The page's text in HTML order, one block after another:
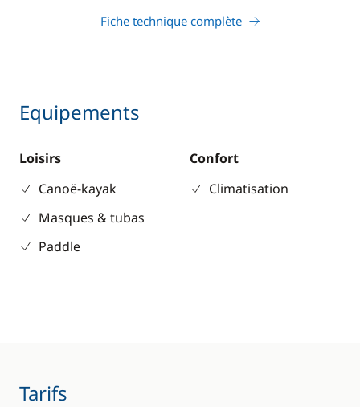
Fiche technique complète
Equipements
Loisirs
Canoë-kayak
Masques & tubas
Paddle
Confort
Climatisation
Tarifs